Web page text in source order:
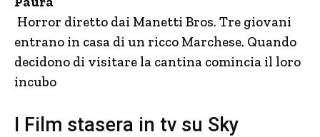
Horror diretto dai Manetti Bros. Tre giovani
entrano in casa di un ricco Marchese. Quando
decidono di visitare la cantina comincia il loro
incubo
I Film stasera in tv su Sky